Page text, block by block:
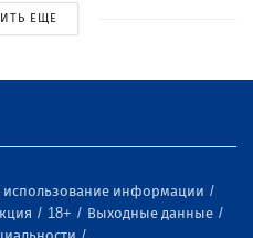
ЕЩЕ
использование информации
18+
Выходные данные